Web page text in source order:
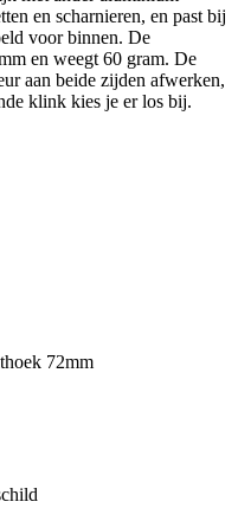
en scharnieren, en past bij
voor binnen. De
en weegt 60 gram. De
aan beide zijden afwerken,
klink kies je er los bij.
72mm